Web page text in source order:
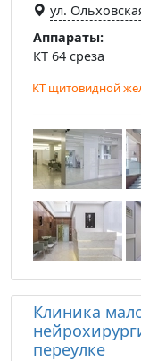
ул.
Аппараты:
КТ 64 среза
КТ щитовидной
Клиника
переулке